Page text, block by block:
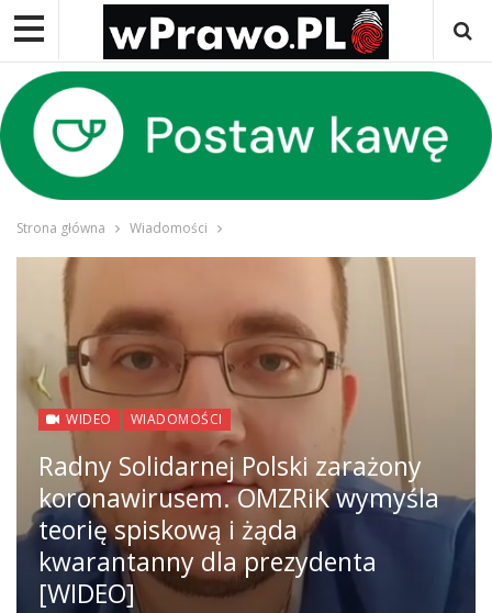
Strona główna Wiadomości
WIDEO WIADOMOŚCI
Radny Solidarnej Polski zarażony
koronawirusem. OMZRiK wymyśla
teorię spiskową i żąda
kwarantanny dla prezydenta
[WIDEO]